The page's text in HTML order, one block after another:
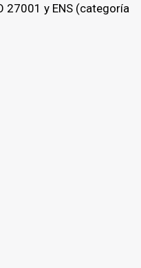
27001 y ENS (categoría